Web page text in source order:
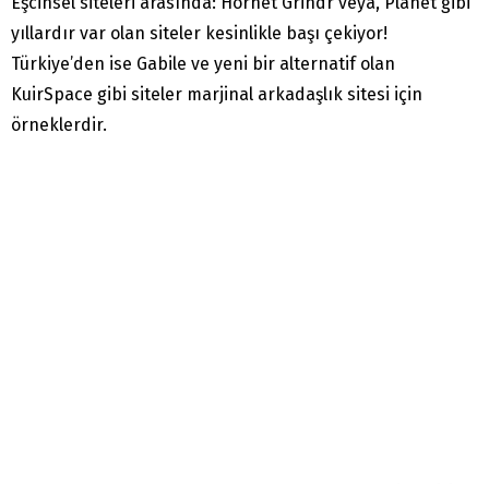
yıllardır var olan siteler kesinlikle başı çekiyor!
Türkiye’den ise Gabile ve yeni bir alternatif olan
KuirSpace gibi siteler marjinal arkadaşlık sitesi için
örneklerdir.